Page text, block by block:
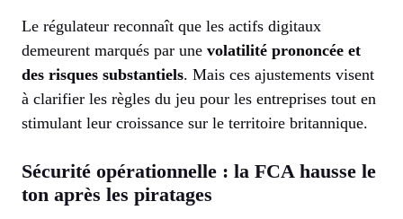
Le régulateur reconnaît que les actifs digitaux
demeurent marqués par une volatilité prononcée et
des risques substantiels. Mais ces ajustements visent
à clarifier les règles du jeu pour les entreprises tout en
stimulant leur croissance sur le territoire britannique.
Sécurité opérationnelle : la FCA hausse le
ton après les piratages